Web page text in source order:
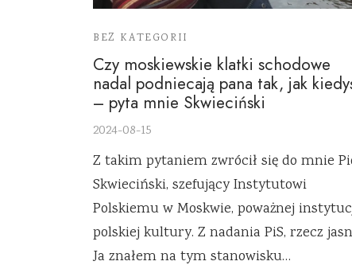
BEZ KATEGORII
Czy moskiewskie klatki schodowe
nadal podniecają pana tak, jak
– pyta mnie Skwieciński
2024-08-15
Z takim pytaniem zwrócił się do mnie
Skwieciński, szefujący Instytutowi
Polskiemu w Moskwie, poważnej
polskiej kultury. Z nadania PiS, rzecz
Ja znałem na tym stanowisku…